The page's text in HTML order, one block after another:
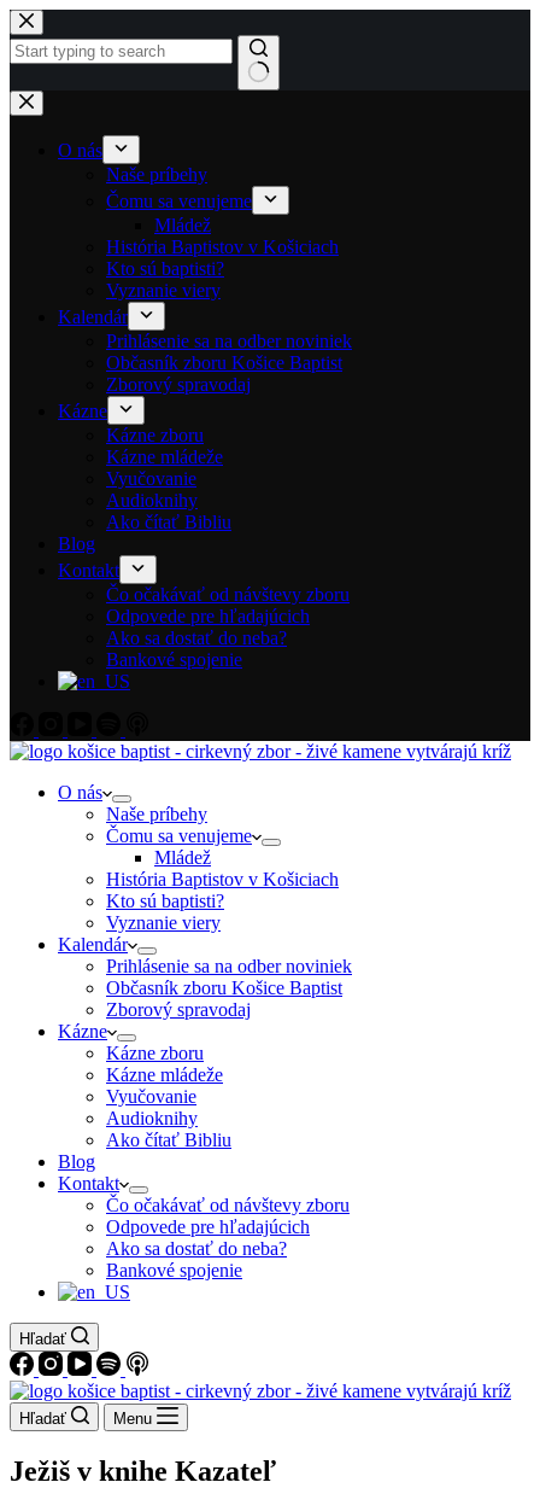
Skip to content
No results
O nás
Naše príbehy
Čomu sa venujeme
Mládež
História Baptistov v Košiciach
Kto sú baptisti?
Vyznanie viery
Kalendár
Prihlásenie sa na odber noviniek
Občasník zboru Košice Baptist
Zborový spravodaj
Kázne
Kázne zboru
Kázne mládeže
Vyučovanie
Audioknihy
Ako čítať Bibliu
Blog
Kontakt
Čo očakávať od návštevy zboru
Odpovede pre hľadajúcich
Ako sa dostať do neba?
Bankové spojenie
O nás
Naše príbehy
Čomu sa venujeme
Mládež
História Baptistov v Košiciach
Kto sú baptisti?
Vyznanie viery
Kalendár
Prihlásenie sa na odber noviniek
Občasník zboru Košice Baptist
Zborový spravodaj
Kázne
Kázne zboru
Kázne mládeže
Vyučovanie
Audioknihy
Ako čítať Bibliu
Blog
Kontakt
Čo očakávať od návštevy zboru
Odpovede pre hľadajúcich
Ako sa dostať do neba?
Bankové spojenie
Hľadať
Hľadať Menu
Ježiš v knihe Kazateľ